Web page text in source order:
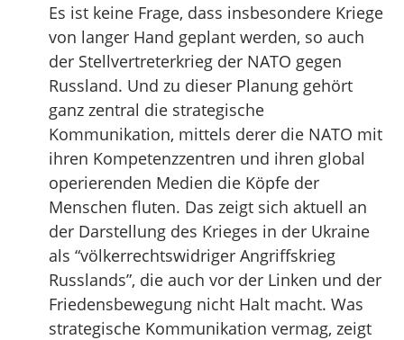
Es ist keine Frage, dass insbesondere Kriege
von langer Hand geplant werden, so auch
der Stellvertreterkrieg der NATO gegen
Russland. Und zu dieser Planung gehört
ganz zentral die strategische
Kommunikation, mittels derer die NATO mit
ihren Kompetenzzentren und ihren global
operierenden Medien die Köpfe der
Menschen fluten. Das zeigt sich aktuell an
der Darstellung des Krieges in der Ukraine
als “völkerrechtswidriger Angriffskrieg
Russlands”, die auch vor der Linken und der
Friedensbewegung nicht Halt macht. Was
strategische Kommunikation vermag, zeigt